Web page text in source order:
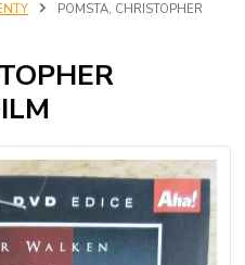
POMSTA, CHRISTOPHER